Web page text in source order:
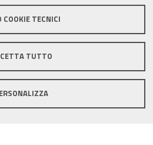
COOKIE TECNICI
TUTTO
policy
Note legali
Credits